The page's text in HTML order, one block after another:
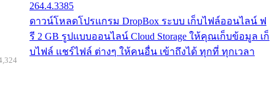
264.4.3385
ดาวน์โหลดโปรแกรม DropBox ระบบ เก็บไฟล์ออนไลน์ ฟ
รี 2 GB รูปแบบออนไลน์ Cloud Storage ให้คุณเก็บข้อมูล เก็
บไฟล์ แชร์ไฟล์ ต่างๆ ให้คนอื่น เข้าถึงได้ ทุกที่ ทุกเวลา